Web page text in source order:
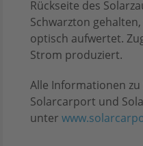
Rückseite des
Schwarzton
optisch aufwertet.
Strom produziert.
Alle Informationen
Solarcarport und
unter